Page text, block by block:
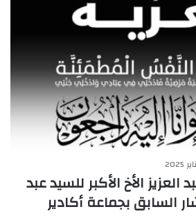
الأخ الأكبر للسيد عبد
السابق بجماعة أكادير